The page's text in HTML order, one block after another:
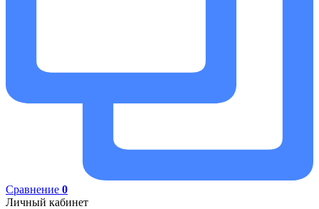
Сравнение 0
Личный кабинет